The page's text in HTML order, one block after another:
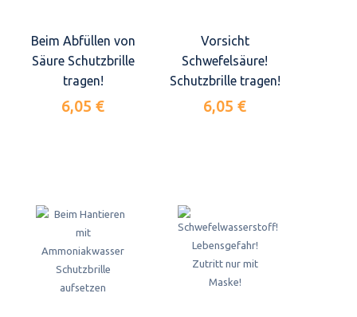
Beim Abfüllen von
Säure Schutzbrille
tragen!
6,05 €
Vorsicht
Schwefelsäure!
Schutzbrille tragen!
6,05 €